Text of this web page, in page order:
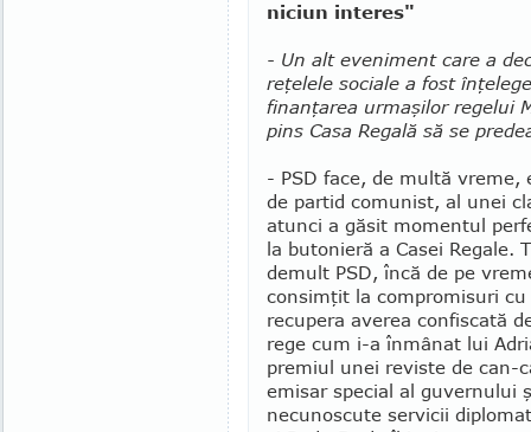
niciun interes"
- Un alt eveniment care a
reţelele sociale a fost
finanţarea ur­ma­şilor regelui
pins Casa Regală să se
- PSD face, de multă
de partid comunist, al unei
atunci a găsit momentul
la butonieră a Casei Regale.
demult PSD, încă de pe
consimţit la compromisuri
recupera averea confiscată
rege cum i-a în­mâ­nat lui
pre­miul unei reviste de can-
emisar special al guvernului
necunoscute servicii